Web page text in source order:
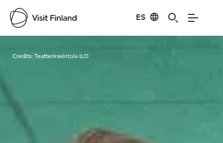
ES
Credits:Teatteriravintola ILO